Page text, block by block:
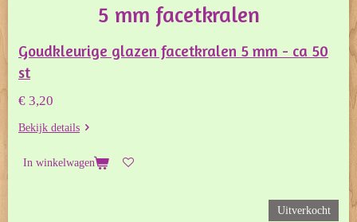
5 mm facetkralen
Goudkleurige glazen facetkralen 5 mm - ca 50
st
€ 3,20
Bekijk details
In winkelwagen
Uitverkocht